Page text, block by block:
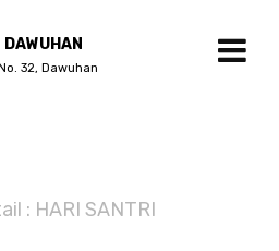
32, Dawuhan
: HARI SANTRI